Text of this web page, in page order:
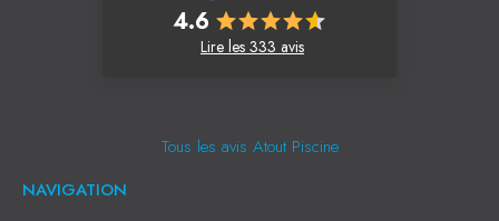
4.6
Lire les 333 avis
Tous les avis Atout Piscine
NAVIGATION